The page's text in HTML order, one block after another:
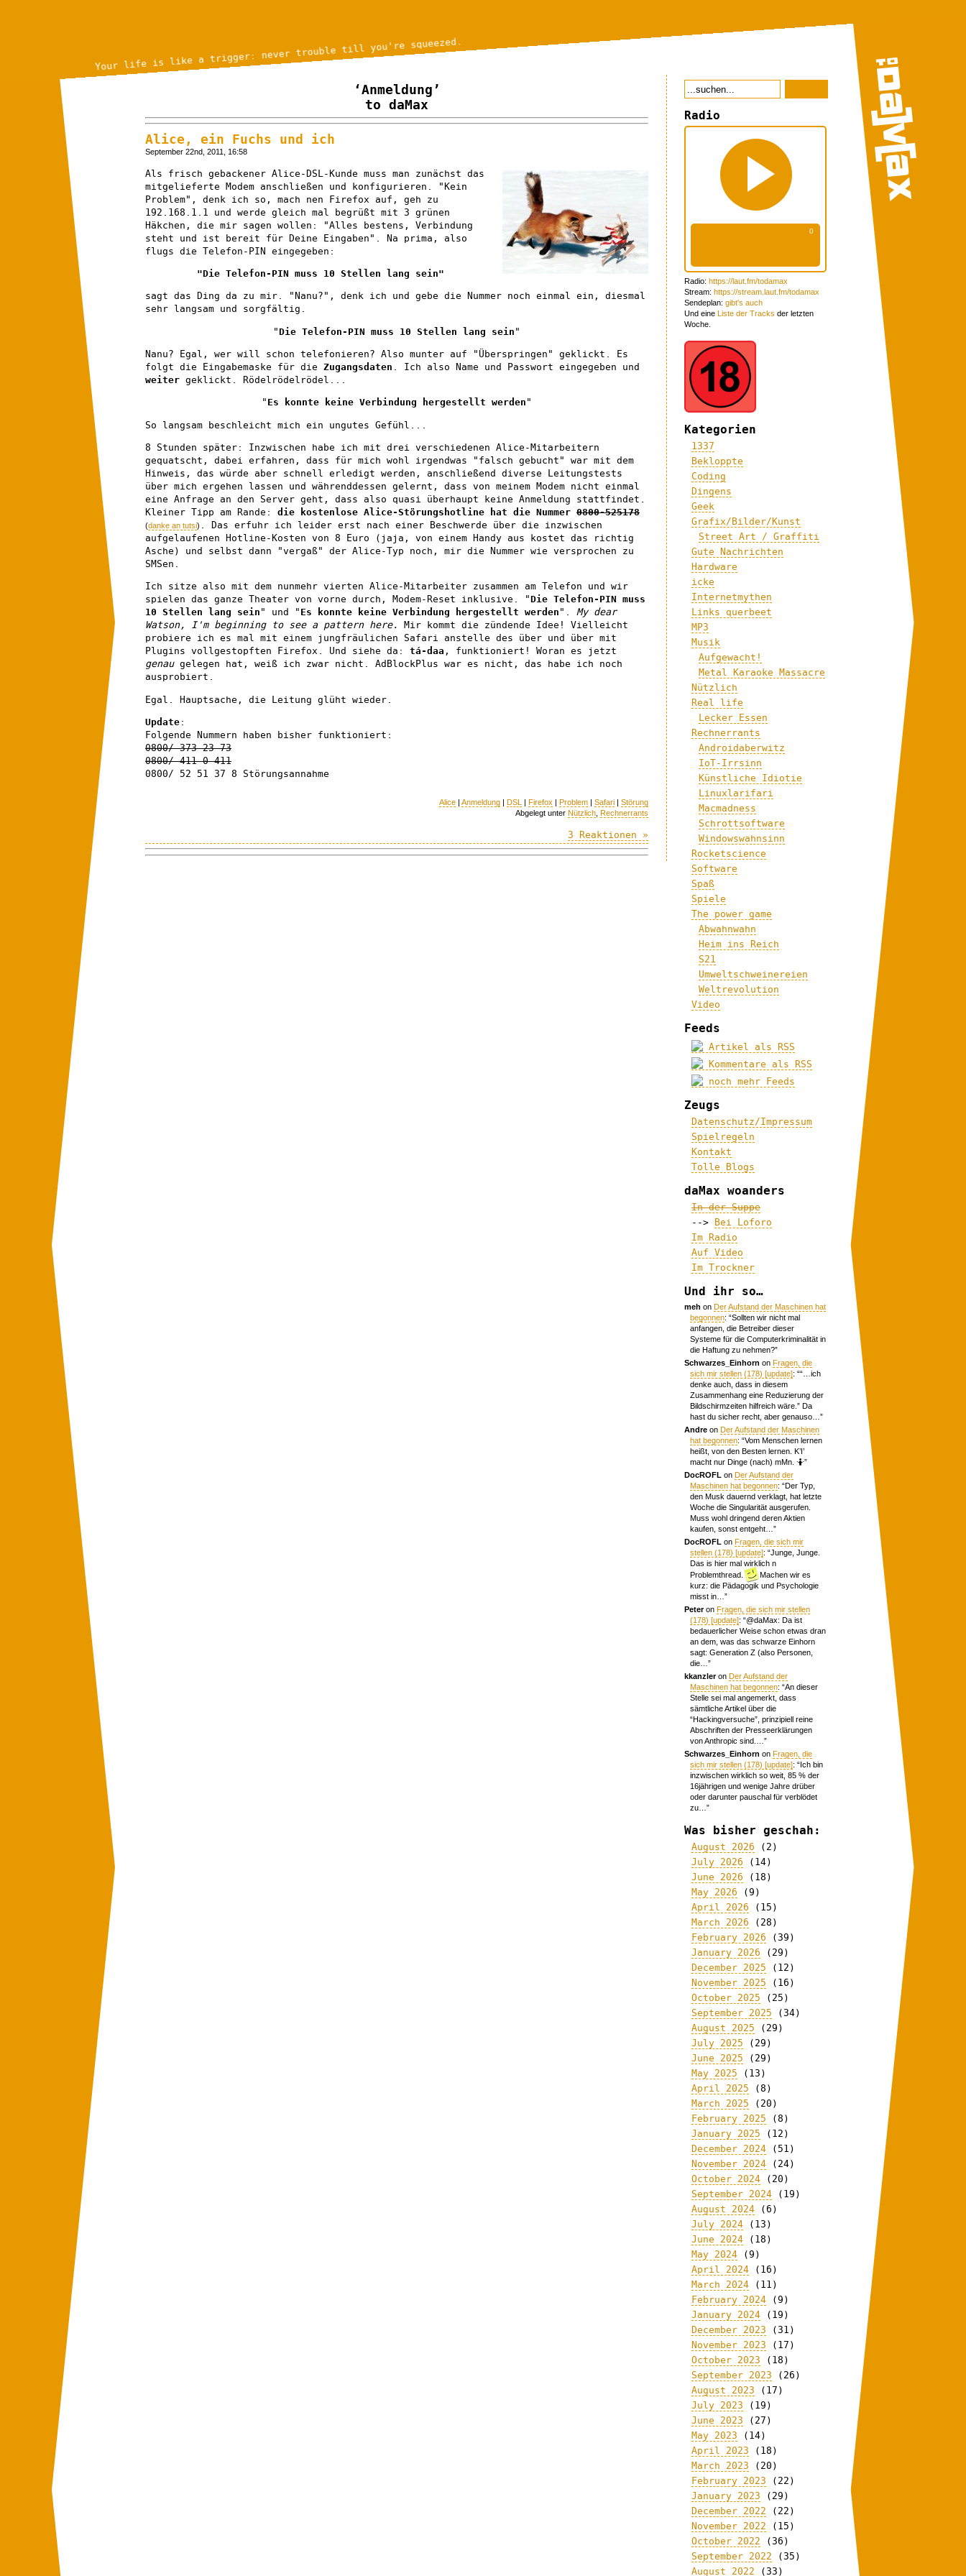
Your life is like a trigger: never trouble till you're squeezed.
‘Anmeldung’
to daMax
Alice, ein Fuchs und ich
September 22nd, 2011, 16:58
Als frisch gebackener Alice-DSL-Kunde muss man zunächst das
mitgelieferte Modem anschließen und konfigurieren. "Kein
Problem", denk ich so, mach nen Firefox auf, geh zu
192.168.1.1 und werde gleich mal begrüßt mit 3 grünen
Häkchen, die mir sagen wollen: "Alles bestens, Verbindung
steht und ist bereit für Deine Eingaben". Na prima, also
flugs die Telefon-PIN eingegeben:
"Die Telefon-PIN muss 10 Stellen lang sein"
sagt das Ding da zu mir. "Nanu?", denk ich und gebe die Nummer noch einmal ein, diesmal
sehr langsam und sorgfältig.
"Die Telefon-PIN muss 10 Stellen lang sein "
Nanu? Egal, wer will schon telefonieren? Also munter auf "Überspringen" geklickt. Es
folgt die Eingabemaske für die Zugangsdaten . Ich also Name und Passwort eingegeben und
weiter geklickt. Rödelrödelrödel...
" Es konnte keine Verbindung hergestellt werden "
So langsam beschleicht mich ein ungutes Gefühl...
8 Stunden später: Inzwischen habe ich mit drei verschiedenen Alice-Mitarbeitern
gequatscht, dabei erfahren, dass für mich wohl irgendwas "falsch gebucht" war mit dem
Hinweis, das würde aber schnell erledigt werden, anschließend diverse Leitungstests
über mich ergehen lassen und währenddessen gelernt, dass von meinem Modem nicht einmal
eine Anfrage an den Server geht, dass also quasi überhaupt keine Anmeldung stattfindet.
Kleiner Tipp am Rande: die kostenlose Alice-Störungshotline hat die Nummer 0800-525178
(danke an tutsi)
. Das erfuhr ich leider erst nach einer Beschwerde über die inzwischen
aufgelaufenen Hotline-Kosten von 8 Euro (jaja, von einem Handy aus kostet das richtig
Asche) und selbst dann "vergaß" der Alice-Typ noch, mir die Nummer wie versprochen zu
SMSen.
Ich sitze also mit dem nunmehr vierten Alice-Mitarbeiter zusammen am Telefon und wir
spielen das ganze Theater von vorne durch, Modem-Reset inklusive. "Die Telefon-PIN muss
10 Stellen lang sein " und " Es konnte keine Verbindung hergestellt werden ". My dear
Watson, I'm beginning to see a pattern here.
Mir kommt die zündende Idee! Vielleicht
probiere ich es mal mit einem jungfräulichen Safari anstelle des über und über mit
Plugins vollgestopften Firefox. Und siehe da: tá-daa , funktioniert! Woran es jetzt
genaugelegen hat, weiß ich zwar nicht. AdBlockPlus war es nicht, das habe ich noch
ausprobiert.
Egal. Hauptsache, die Leitung glüht wieder.
Update :
Folgende Nummern haben bisher funktioniert:
0800/ 373 23 73
0800/ 411 0 411
0800/ 52 51 37 8 Störungsannahme
Alice Anmeldung DSL Firefox Problem Safari
Störung
Abgelegt unter Nützlich Rechnerrants
3 Reaktionen »
Radio
Radio: https://laut.fm/todamax
Stream: https://stream.laut.fm/todamax
Sendeplan: gibt's auch
Und eine Liste der Tracks der letzten
Woche.
Kategorien
1337
Bekloppte
Coding
Dingens
Geek
Grafix/Bilder/Kunst
Street Art / Graffiti
Gute Nachrichten
Hardware
icke
Internetmythen
Links querbeet
MP3
Musik
Aufgewacht!
Metal Karaoke Massacre
Nützlich
Real life
Lecker Essen
Rechnerrants
Androidaberwitz
IoT-Irrsinn
Künstliche Idiotie
Linuxlarifari
Macmadness
Schrottsoftware
Windowswahnsinn
Rocketscience
Software
Spaß
Spiele
The power game
Abwahnwahn
Heim ins Reich
S21
Umweltschweinereien
Weltrevolution
Video
Feeds
Artikel als RSS
Kommentare als RSS
noch mehr Feeds
Zeugs
Datenschutz/Impressum
Spielregeln
Kontakt
Tolle Blogs
daMax woanders
In der Suppe
-->
Bei Loforo
Im Radio
Auf Video
Im Trockner
Und ihr so…
meh onDer Aufstand der Maschinen hat
begonnen: “Sollten wir nicht mal
anfangen, die Betreiber dieser
Systeme für die Computerkriminalität in
die Haftung zu nehmen?”
Schwarzes_Einhorn onFragen, die
sich mir stellen (178) [update]: ““…ich
denke auch, dass in diesem
Zusammenhang eine Reduzierung der
Bildschirmzeiten hilfreich wäre.” Da
hast du sicher recht, aber genauso… ”
Andre onDer Aufstand der Maschinen
hat begonnen: “Vom Menschen lernen
heißt, von den Besten lernen. K’I’
macht nur Dinge (nach) mMn. 🤷”
DocROFL onDer Aufstand der
Maschinen hat begonnen: “Der Typ,
den Musk dauernd verklagt, hat letzte
Woche die Singularität ausgerufen.
Muss wohl dringend deren Aktien
kaufen, sonst entgeht… ”
DocROFL onFragen, die sich mir
stellen (178) [update]: “Junge, Junge.
Das is hier mal wirklich n
Problemthread.
Machen wir es
kurz: die Pädagogik und Psychologie
misst in… ”
PeteronFragen, die sich mir stellen
(178) [update]: “@daMax: Da ist
bedauerlicher Weise schon etwas dran
an dem, was das schwarze Einhorn
sagt: Generation Z (also Personen,
die… ”
kkanzleronDer Aufstand der
Maschinen hat begonnen: “An dieser
Stelle sei mal angemerkt, dass
sämtliche Artikel über die
“Hackingversuche”, prinzipiell reine
Abschriften der Presseerklärungen
von Anthropic sind.… ”
Schwarzes_Einhorn onFragen, die
sich mir stellen (178) [update]: “Ich bin
inzwischen wirklich so weit, 85 % der
16jährigen und wenige Jahre drüber
oder darunter pauschal für verblödet
zu… ”
Was bisher geschah:
August 2026 (2)
July 2026 (14)
June 2026 (18)
May 2026 (9)
April 2026 (15)
March 2026 (28)
February 2026 (39)
January 2026 (29)
December 2025 (12)
November 2025 (16)
October 2025 (25)
September 2025 (34)
August 2025 (29)
July 2025 (29)
June 2025 (29)
May 2025 (13)
April 2025 (8)
March 2025 (20)
February 2025 (8)
January 2025 (12)
December 2024 (51)
November 2024 (24)
October 2024 (20)
September 2024 (19)
August 2024 (6)
July 2024 (13)
June 2024 (18)
May 2024 (9)
April 2024 (16)
March 2024 (11)
February 2024 (9)
January 2024 (19)
December 2023 (31)
November 2023 (17)
October 2023 (18)
September 2023 (26)
August 2023 (17)
July 2023 (19)
June 2023 (27)
May 2023 (14)
April 2023 (18)
March 2023 (20)
February 2023 (22)
January 2023 (29)
December 2022 (22)
November 2022 (15)
October 2022 (36)
September 2022 (35)
August 2022 (33)